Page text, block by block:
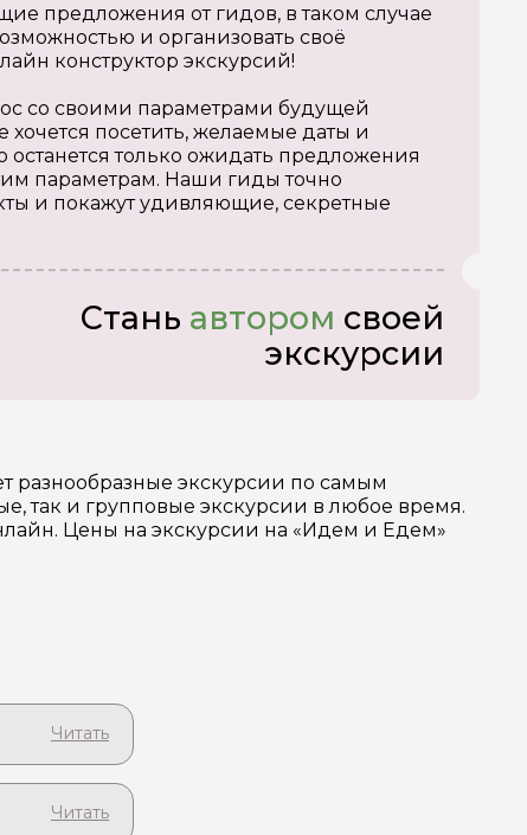
предложения от гидов, в таком случае
и организовать своё
конструктор экскурсий!
со своими параметрами будущей
посетить, желаемые даты и
только ожидать предложения
параметрам. Наши гиды точно
и покажут удивляющие, секретные
Стань автором своей
экскурсии
разнообразные экскурсии по самым
так и групповые экскурсии в любое время.
Цены на экскурсии на «Идем и Едем»